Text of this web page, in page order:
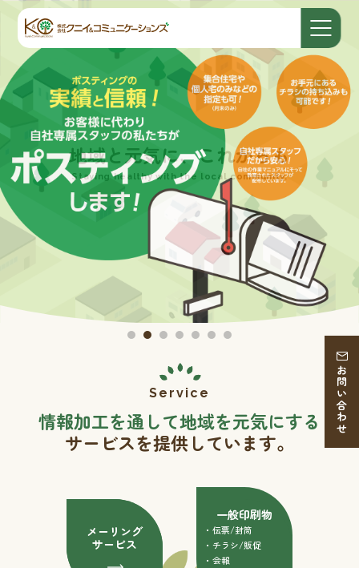
お問い合わせ
販売支援ツール
お客様に合った販促プランで売上アップ！
お客様とご相談しながらターゲットを
絞り効果あるアプローチをご提案します。
地域と元気に、これからも
Staying healthy with the local community.
一般印刷物
丁寧な打ち合わせ、高い印刷技術とスピード。
豊富な実績がお客様の想いを形にします。
販売支援ツール
お客様に合った販促プランで売上アップ！
お客様とご相談しながらターゲットを
絞り効果あるアプローチをご提案します。
情報加工を通して地域を元気にする
サービスを提供しています。
メーリング
サービス
一般印刷物
・伝票/封筒
・チラシ/販促
・会報